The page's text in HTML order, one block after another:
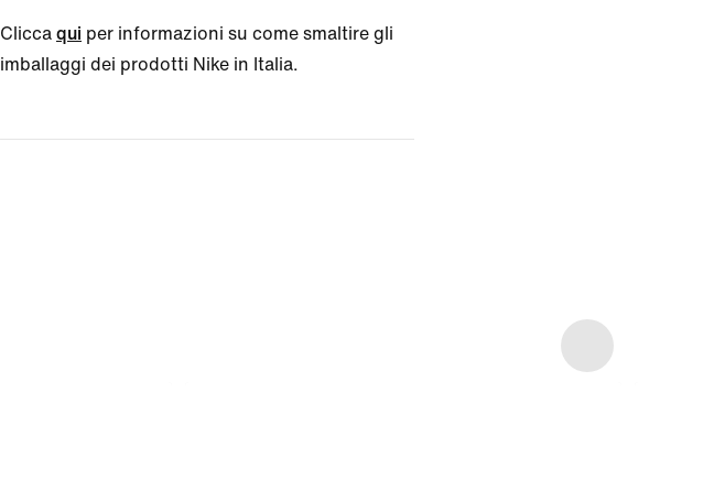
Clicca qui per informazioni su come smaltire gli
imballaggi dei prodotti Nike in Italia.